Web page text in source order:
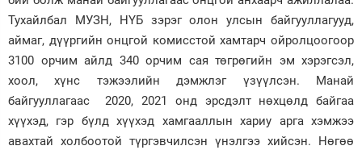
Тухайлбал МУЗН, НҮБ зэрэг олон улсын байгууллагууд,
аймаг, дүүргийн онцгой комисстой хамтарч ойролцоогоор
3100 орчим айлд 340 орчим сая төгрөгийн эм хэрэгсэл,
хоол, хүнс тэжээлийн дэмжлэг үзүүлсэн. Манай
байгууллагаас 2020, 2021 онд эрсдэлт нөхцөлд байгаа
хүүхэд, гэр бүлд хүүхэд хамгааллын хариу арга хэмжээ
авахтай холбоотой түргэвчилсэн үнэлгээ хийсэн. Нөгөө